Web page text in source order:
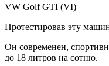
VW Golf GTI (VI)
Протестировав эту
Он современен,
до 18 литров на сотню.